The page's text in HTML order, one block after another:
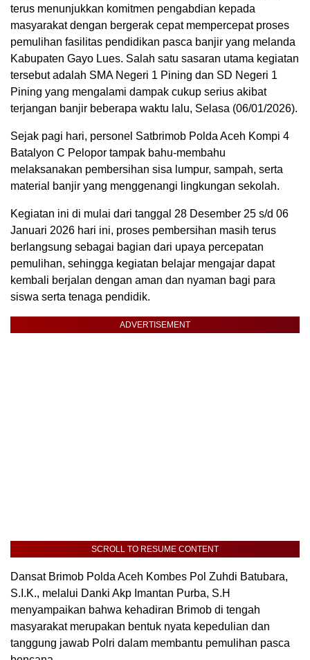
terus menunjukkan komitmen pengabdian kepada
masyarakat dengan bergerak cepat mempercepat proses
pemulihan fasilitas pendidikan pasca banjir yang melanda
Kabupaten Gayo Lues. Salah satu sasaran utama kegiatan
tersebut adalah SMA Negeri 1 Pining dan SD Negeri 1
Pining yang mengalami dampak cukup serius akibat
terjangan banjir beberapa waktu lalu, Selasa (06/01/2026).
Sejak pagi hari, personel Satbrimob Polda Aceh Kompi 4
Batalyon C Pelopor tampak bahu-membahu
melaksanakan pembersihan sisa lumpur, sampah, serta
material banjir yang menggenangi lingkungan sekolah.
Kegiatan ini di mulai dari tanggal 28 Desember 25 s/d 06
Januari 2026 hari ini, proses pembersihan masih terus
berlangsung sebagai bagian dari upaya percepatan
pemulihan, sehingga kegiatan belajar mengajar dapat
kembali berjalan dengan aman dan nyaman bagi para
siswa serta tenaga pendidik.
ADVERTISEMENT
SCROLL TO RESUME CONTENT
Dansat Brimob Polda Aceh Kombes Pol Zuhdi Batubara,
S.I.K., melalui Danki Akp Imantan Purba, S.H
menyampaikan bahwa kehadiran Brimob di tengah
masyarakat merupakan bentuk nyata kepedulian dan
tanggung jawab Polri dalam membantu pemulihan pasca